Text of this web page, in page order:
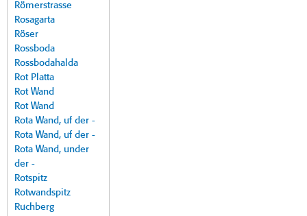
Römerstrasse
Rosagarta
Röser
Rossboda
Rossbodahalda
Rot Platta
Rot Wand
Rot Wand
Rota Wand, uf der -
Rota Wand, uf der -
Rota Wand, under
der -
Rotspitz
Rotwandspitz
Ruchberg